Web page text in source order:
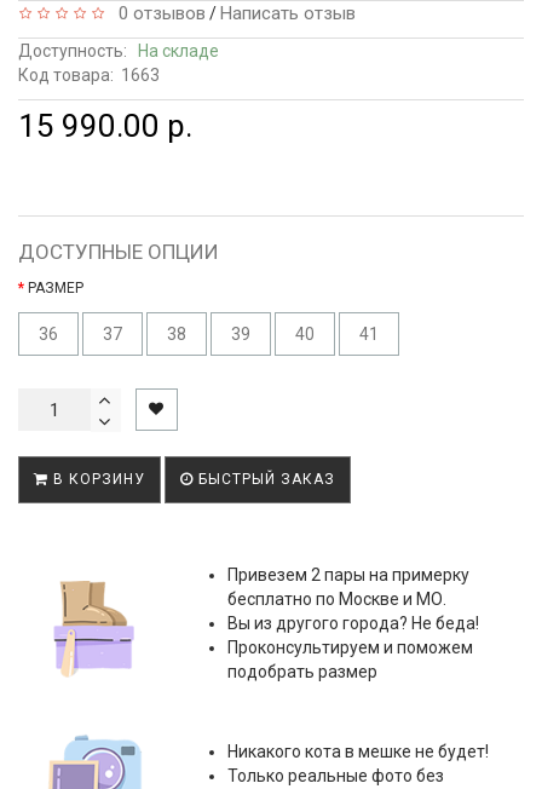
0 отзывов /Написать отзыв
Доступность:
На складе
Код товара: 1663
15 990.00 р.
ДОСТУПНЫЕ ОПЦИИ
РАЗМЕР
36 37 38 39 40 41
В КОРЗИНУ БЫСТРЫЙ ЗАКАЗ
Привезем 2 пары на примерку
бесплатно по Москве и МО.
Вы из другого города? Не беда!
Проконсультируем и поможем
подобрать размер
Никакого кота в мешке не будет!
Только реальные фото без